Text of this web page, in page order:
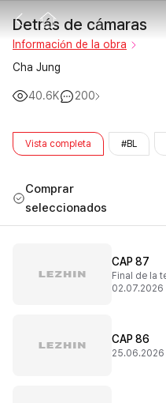
Detrás de cámaras
Información de la obra
Cha Jung
40.6K 200
Vista completa #BL
Comprar
seleccionados
CAP 87
02.07.2026
CAP 86
25.06.2026